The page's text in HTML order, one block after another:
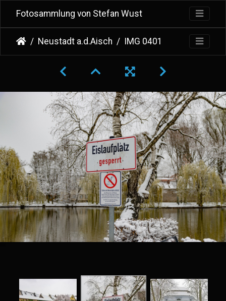
Fotosammlung von Stefan Wust
Neustadt a.d.Aisch IMG 0401